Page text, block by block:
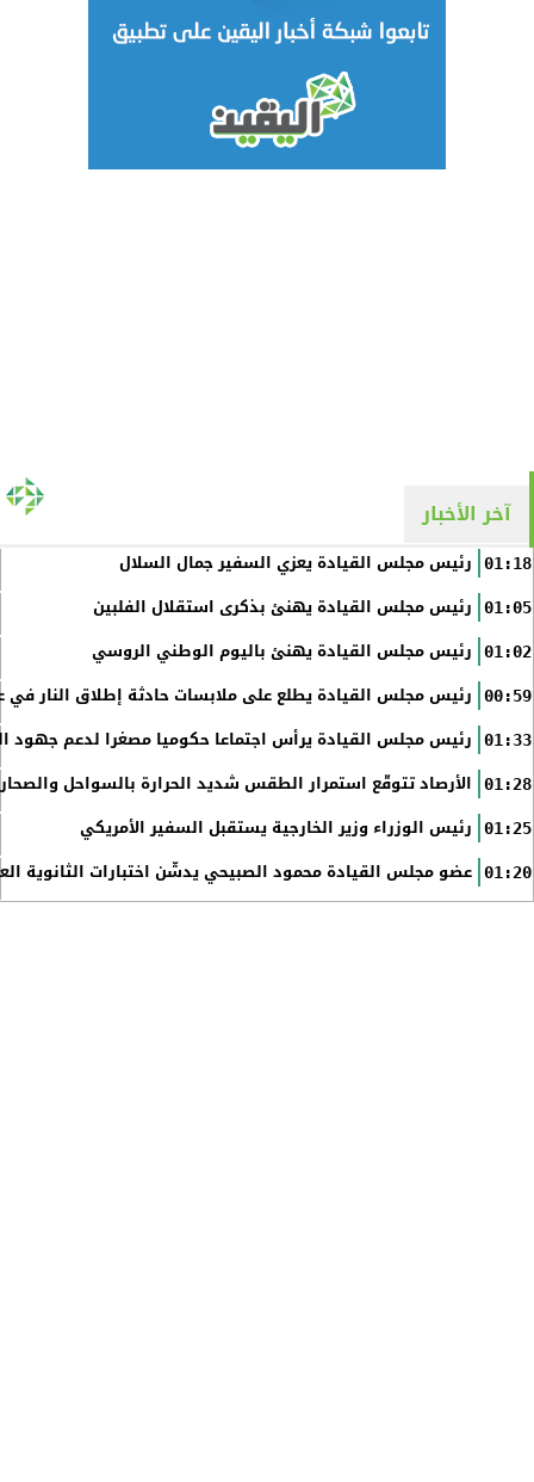
آخر الأخبار
01:18 رئيس مجلس القيادة يعزي السفير جمال السلال
01:05 رئيس مجلس القيادة يهنئ بذكرى استقلال الفلبين
01:02 رئيس مجلس القيادة يهنئ باليوم الوطني الروسي
00:59 رئيس مجلس القيادة يطلع على ملابسات حادثة إطلاق النار في
01:33 رئيس مجلس القيادة يرأس اجتماعا حكوميا مصغرا لدعم جهود
01:28 الأرصاد تتوقّع استمرار الطقس شديد الحرارة بالسواحل
01:25 رئيس الوزراء وزير الخارجية يستقبل السفير الأمريكي
01:20 عضو مجلس القيادة محمود الصبيحي يدشّن اختبارات الثانوية